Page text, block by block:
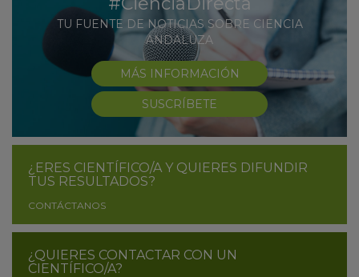
TU FUENTE DE NOTICIAS SOBRE CIENCIA
ANDALUZA
MÁS INFORMACIÓN
SUSCRÍBETE
¿ERES CIENTÍFICO/A Y QUIERES DIFUNDIR
TUS RESULTADOS?
CONTÁCTANOS
¿QUIERES CONTACTAR CON UN
CIENTÍFICO/A?